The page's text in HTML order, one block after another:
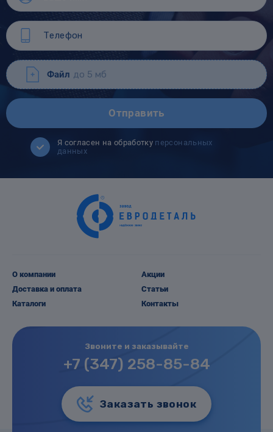
Файл до 5 мб
Отправить
Я согласен на обработку персональных
данных
О компании
Доставка и оплата
Каталоги
Акции
Статьи
Контакты
Звоните и заказывайте
+7 (347) 258-85-84
Заказать звонок